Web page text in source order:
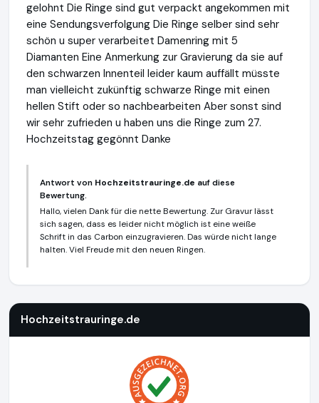
gelohnt Die Ringe sind gut verpackt angekommen mit
eine Sendungsverfolgung Die Ringe selber sind sehr
schön u super verarbeitet Damenring mit 5
Diamanten Eine Anmerkung zur Gravierung da sie auf
den schwarzen Innenteil leider kaum auffällt müsste
man vielleicht zukünftig schwarze Ringe mit einen
hellen Stift oder so nachbearbeiten Aber sonst sind
wir sehr zufrieden u haben uns die Ringe zum 27.
Hochzeitstag gegönnt Danke
Antwort von Hochzeitstrauringe.de auf diese
Bewertung.
Hallo, vielen Dank für die nette Bewertung. Zur Gravur lässt
sich sagen, dass es leider nicht möglich ist eine weiße
Schrift in das Carbon einzugravieren. Das würde nicht lange
halten. Viel Freude mit den neuen Ringen.
Hochzeitstrauringe.de